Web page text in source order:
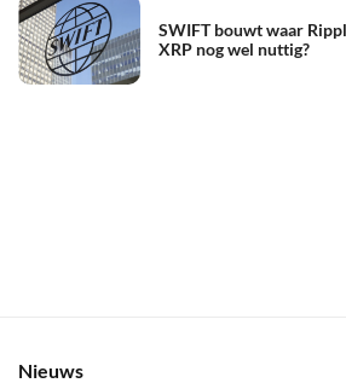
SWIFT bouwt waar
XRP nog wel nuttig?
Nieuws